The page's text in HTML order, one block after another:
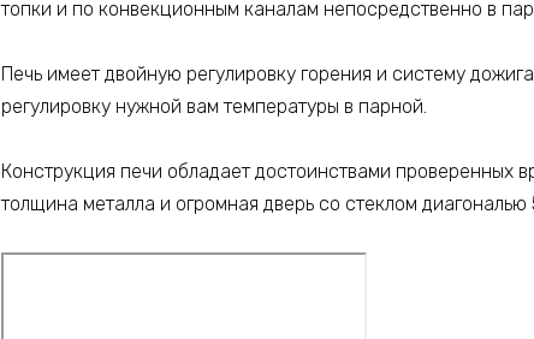
топки и по конвекционным каналам непосредственно в
Печь имеет двойную регулировку горения и систему
регулировку нужной вам температуры в парной.
Конструкция печи обладает достоинствами проверенных
толщина металла и огромная дверь со стеклом диагональю